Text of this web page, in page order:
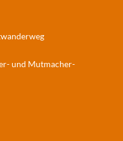
und Mutmacher-